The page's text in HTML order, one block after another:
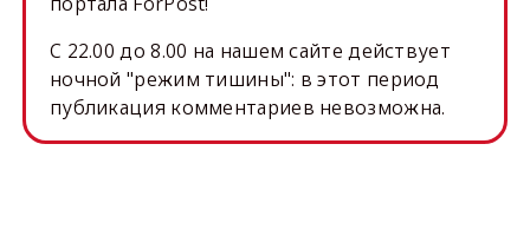
C 22.00 до 8.00 на нашем сайте действует
ночной "режим тишины": в этот период
публикация комментариев невозможна.